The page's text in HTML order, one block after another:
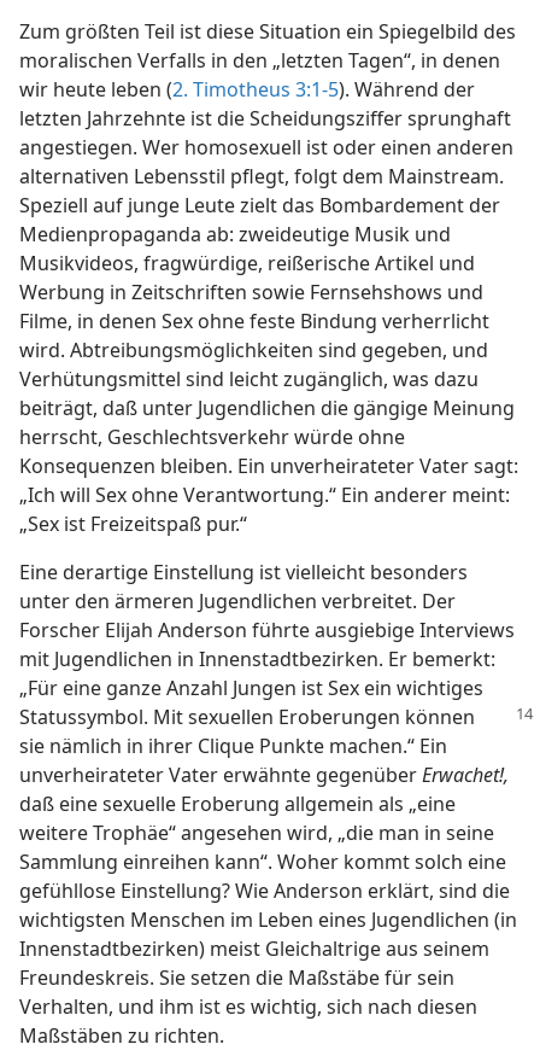
Zum größten Teil ist diese Situation ein Spiegelbild des
moralischen Verfalls in den „letzten Tagen“, in denen
wir heute leben (2. Timotheus 3:1-5). Während der
letzten Jahrzehnte ist die Scheidungsziffer sprunghaft
angestiegen. Wer homosexuell ist oder einen anderen
alternativen Lebensstil pflegt, folgt dem Mainstream.
Speziell auf junge Leute zielt das Bombardement der
Medienpropaganda ab: zweideutige Musik und
Musikvideos, fragwürdige, reißerische Artikel und
Werbung in Zeitschriften sowie Fernsehshows und
Filme, in denen Sex ohne feste Bindung verherrlicht
wird. Abtreibungsmöglichkeiten sind gegeben, und
Verhütungsmittel sind leicht zugänglich, was dazu
beiträgt, daß unter Jugendlichen die gängige Meinung
herrscht, Geschlechtsverkehr würde ohne
Konsequenzen bleiben. Ein unverheirateter Vater sagt:
„Ich will Sex ohne Verantwortung.“ Ein anderer meint:
„Sex ist Freizeitspaß pur.“
Eine derartige Einstellung ist vielleicht besonders
unter den ärmeren Jugendlichen verbreitet. Der
Forscher Elijah Anderson führte ausgiebige Interviews
mit Jugendlichen in Innenstadtbezirken. Er bemerkt:
„Für eine ganze Anzahl Jungen ist Sex ein wichtiges
Statussymbol. Mitsexuellen Eroberungen können
sie nämlich in ihrer Clique Punkte machen.“ Ein
unverheirateter Vater erwähnte gegenüberErwachet!,
daß eine sexuelle Eroberung allgemein als „eine
weitere Trophäe“ angesehen wird, „die man in seine
Sammlung einreihen kann“. Woher kommt solch eine
gefühllose Einstellung? Wie Anderson erklärt, sind die
wichtigsten Menschen im Leben eines Jugendlichen (in
Innenstadtbezirken) meist Gleichaltrige aus seinem
Freundeskreis. Sie setzen die Maßstäbe für sein
Verhalten, und ihm ist es wichtig, sich nach diesen
Maßstäben zu richten.